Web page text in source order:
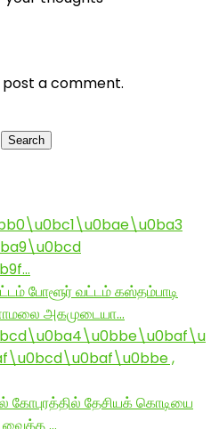
a comment.
Search
போளூர் வட்டம் கஸ்தம்பாடி
அகமுடையா…
,
தேசியக் கொடியை